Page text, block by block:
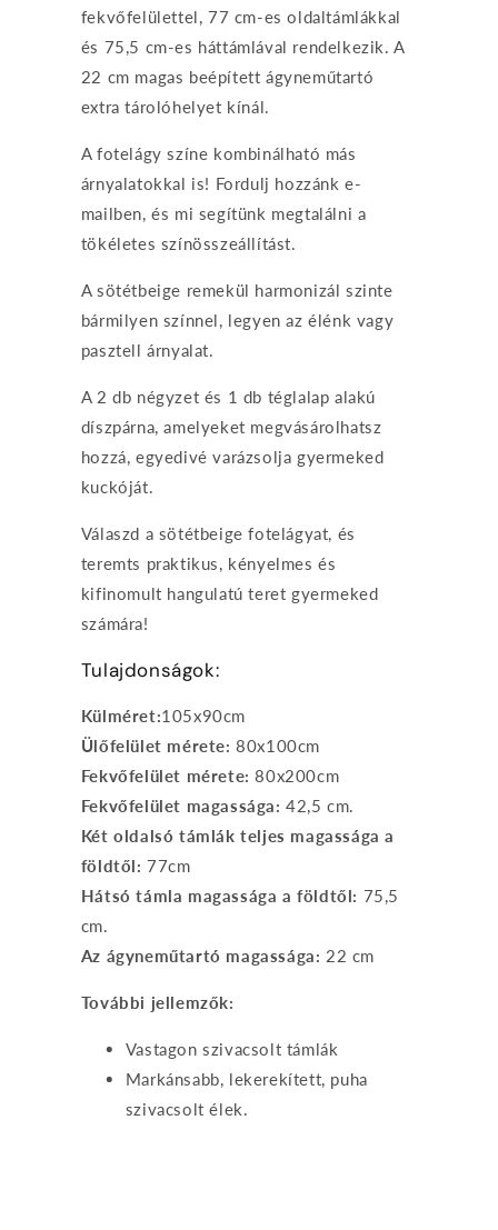
fekvőfelülettel, 77 cm-es oldaltámlákkal
és 75,5 cm-es háttámlával rendelkezik. A
22 cm magas beépített ágyneműtartó
extra tárolóhelyet kínál.
A fotelágy színe kombinálható más
árnyalatokkal is! Fordulj hozzánk e-
mailben, és mi segítünk megtalálni a
tökéletes színösszeállítást.
A sötétbeige remekül harmonizál szinte
bármilyen színnel, legyen az élénk vagy
pasztell árnyalat.
A 2 db négyzet és 1 db téglalap alakú
díszpárna, amelyeket megvásárolhatsz
hozzá, egyedivé varázsolja gyermeked
kuckóját.
Válaszd a sötétbeige fotelágyat, és
teremts praktikus, kényelmes és
kifinomult hangulatú teret gyermeked
számára!
Tulajdonságok:
Külméret:105x90cm
Ülőfelület mérete:80x100cm
Fekvőfelület mérete:80x200cm
Fekvőfelület magassága: 42,5 cm.
Két oldalsó támlák teljes magassága a
földtől: 77cm
Hátsó támla magassága a földtől: 75,5
cm.
Az ágyneműtartó magassága: 22 cm
További jellemzők:
Vastagon szivacsolt támlák
Markánsabb, lekerekített, puha
szivacsolt élek.